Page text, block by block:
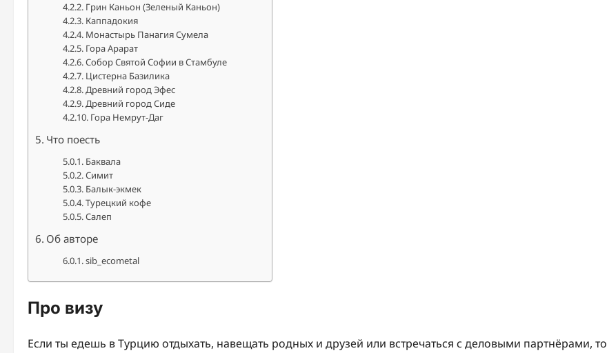
Грин Каньон (Зеленый Каньон)
Каппадокия
Монастырь Панагия Сумела
Гора Арарат
Собор Святой Софии в Стамбуле
Цистерна Базилика
Древний город Эфес
Древний город Сиде
Гора Немрут-Даг
Что поесть
Баквала
Симит
Балык-экмек
Турецкий кофе
Салеп
Об авторе
sib_ecometal
Про визу
Если ты едешь в Турцию отдыхать, навещать родных и друзей или встречаться с деловыми партнёрами, то